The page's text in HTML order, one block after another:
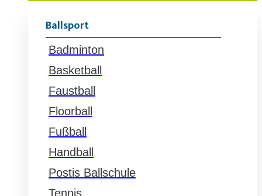
Ballsport
Badminton
Basketball
Faustball
Floorball
Fußball
Handball
Postis Ballschule
Tennis